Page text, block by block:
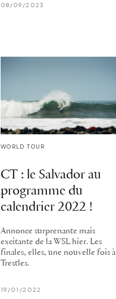
08/09/2023
WORLD TOUR
CT : le Salvador au
programme du
calendrier 2022 !
Annonce surprenante mais
excitante de la WSL hier. Les
finales, elles, une nouvelle fois à
Trestles.
19/01/2022